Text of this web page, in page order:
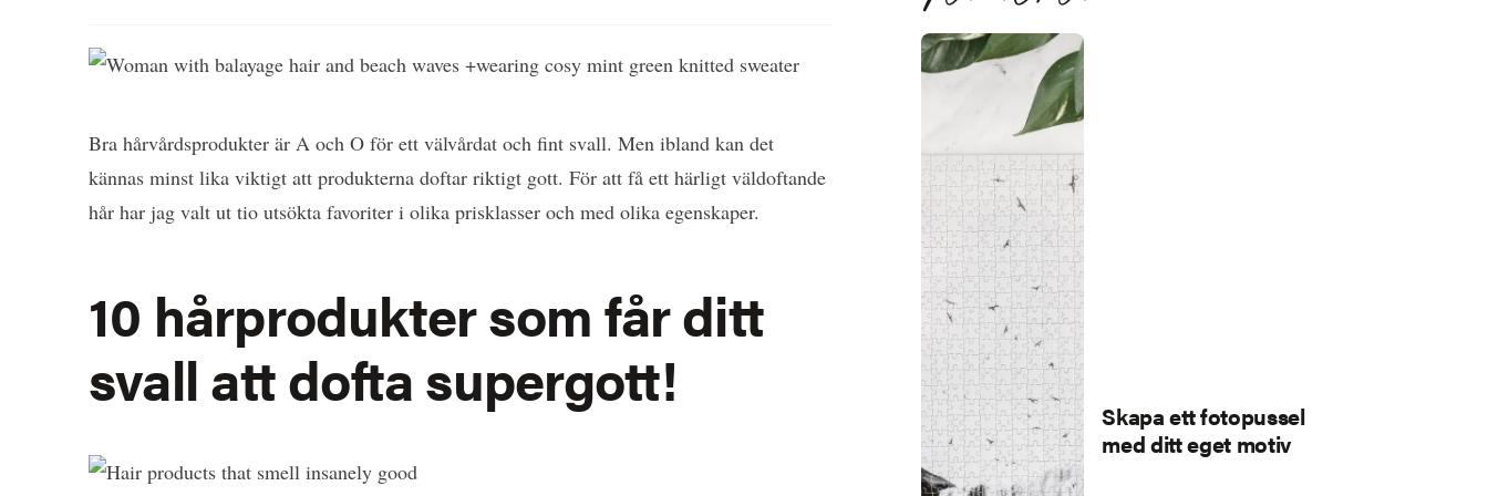
Bra hårvårdsprodukter är A och O för ett välvårdat och fint svall. Men ibland kan det
kännas minst lika viktigt att produkterna doftar riktigt gott. För att få ett härligt väldoftande
hår har jag valt ut tio utsökta favoriter i olika prisklasser och med olika egenskaper.
10 hårprodukter som får ditt
svall att dofta supergott!
Skapa ett fotopussel
med ditt eget motiv